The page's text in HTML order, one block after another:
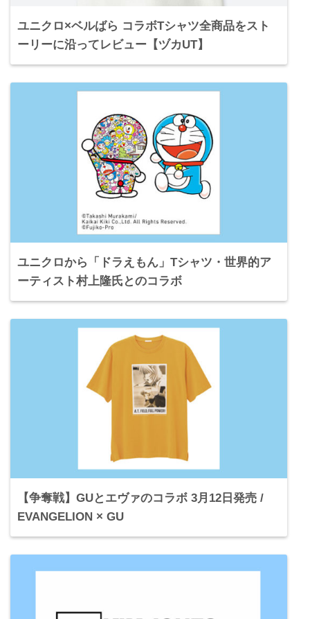
ユニクロ×ベルばら コラボTシャツ全商品をスト
ーリーに沿ってレビュー【ヅカUT】
ユニクロから「ドラえもん」Tシャツ・世界的ア
ーティスト村上隆氏とのコラボ
【争奪戦】GUとエヴァのコラボ 3月12日発売 /
EVANGELION × GU